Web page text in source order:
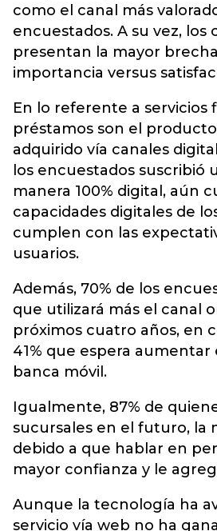
como el canal más
encuestados. A su vez, los
presentan la mayor
importancia versus
En lo referente a servicios
préstamos son el
adquirido vía canales
los encuestados suscribió
manera 100% digital, aún
capacidades digitales de
cumplen con las
usuarios.
Además, 70% de los
que utilizará más el canal
próximos cuatro años, en
41% que espera aumentar
banca móvil.
Igualmente, 87% de
sucursales en el futuro, la
debido a que hablar en
mayor confianza y le
Aunque la tecnología ha
servicio vía web no ha